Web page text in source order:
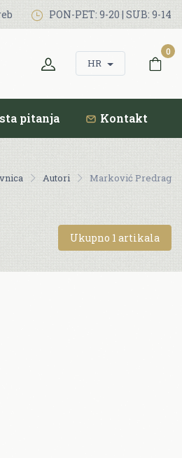
PON-PET: 9-20 | SUB: 9-14
HR
0
pitanja Kontakt
Autori Marković Predrag
Ukupno 1 artikala